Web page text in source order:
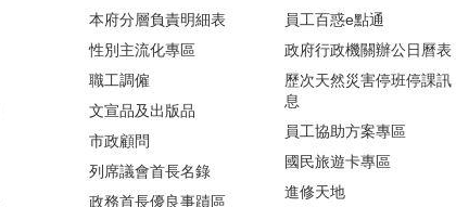
本府分層負責明細表
性別主流化專區
職工調僱
文宣品及出版品
市政顧問
列席議會首長名錄
政務首長優良事蹟區
員工百惑e點通
政府行政機關辦公日曆表
歷次天然災害停班停課訊
息
員工協助方案專區
國民旅遊卡專區
進修天地